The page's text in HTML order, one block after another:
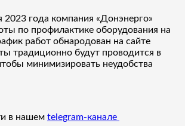
2023 года компания «Донэнерго»
по профилактике оборудования на
работ обнародован на сайте
традиционно будут проводится в
минимизировать неудобства
в нашем telegram-канале